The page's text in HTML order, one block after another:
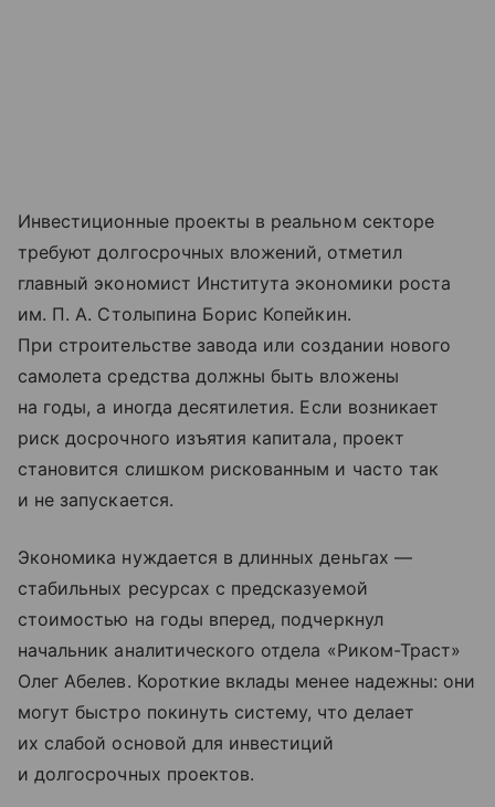
Инвестиционные проекты в реальном секторе
требуют долгосрочных вложений, отметил
главный экономист Института экономики роста
им. П. А. Столыпина Борис Копейкин.
При строительстве завода или создании нового
самолета средства должны быть вложены
на годы, а иногда десятилетия. Если возникает
риск досрочного изъятия капитала, проект
становится слишком рискованным и часто так
и не запускается.
Экономика нуждается в длинных деньгах —
стабильных ресурсах с предсказуемой
стоимостью на годы вперед, подчеркнул
начальник аналитического отдела «Риком-Траст»
Олег Абелев. Короткие вклады менее надежны: они
могут быстро покинуть систему, что делает
их слабой основой для инвестиций
и долгосрочных проектов.